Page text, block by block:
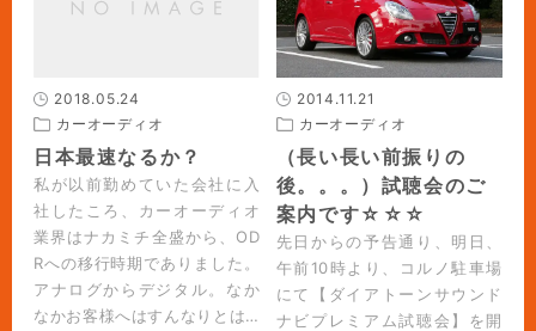
2018.05.24
カーオーディオ
日本最速なるか？
私が以前勤めていた会社に入
社したころ、カーオーディオ
業界はナカミチ全盛から、OD
Rへの移行時期でありました。
アナログからデジタル。なか
なかお客様へはすんなりとは…
2014.11.21
カーオーディオ
（長い長い前振りの
後。。。）試聴会のご
案内です☆☆☆
先日からの予告通り、明日、
午前10時より、コルノ駐車場
にて【ダイアトーンサウンド
ナビプレミアム試聴会】を開